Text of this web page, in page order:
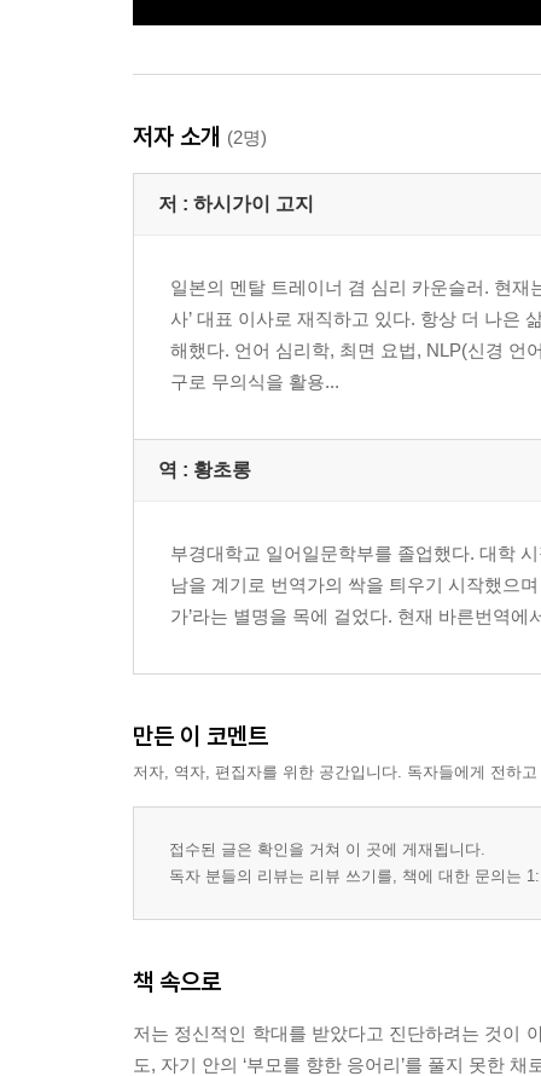
저자 소개 (2명)
저 : 하시가이 고지
일본의 멘탈 트레이너 겸 심리 카운슬러. 현재
사’ 대표 이사로 재직하고 있다. 항상 더 나은
해했다. 언어 심리학, 최면 요법, NLP(신경 언
구로 무의식을 활용...
역 : 황초롱
부경대학교 일어일문학부를 졸업했다. 대학
남을 계기로 번역가의 싹을 틔우기 시작했으
가’라는 별명을 목에 걸었다. 현재 바른번역
만든 이 코멘트
저자, 역자, 편집자를 위한 공간입니다. 독자들에게 전하
접수된 글은 확인을 거쳐 이 곳에 게재됩니다.
독자 분들의 리뷰는 리뷰 쓰기를, 책에 대한 문의는
책 속으로
저는 정신적인 학대를 받았다고 진단하려는 것이
도, 자기 안의 ‘부모를 향한 응어리’를 풀지 못한